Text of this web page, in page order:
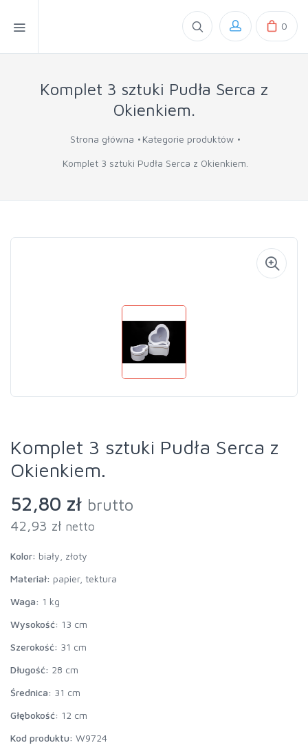
0
Komplet 3 sztuki Pudła Serca z
Okienkiem.
Strona główna Kategorie produktów
Komplet 3 sztuki Pudła Serca z Okienkiem.
Komplet 3 sztuki Pudła Serca z
Okienkiem.
52,80 zł brutto
42,93 zł netto
Kolor: biały, złoty
Materiał: papier, tektura
Waga: 1 kg
Wysokość: 13 cm
Szerokość: 31 cm
Długość: 28 cm
Średnica: 31 cm
Głębokość: 12 cm
Kod produktu: W9724